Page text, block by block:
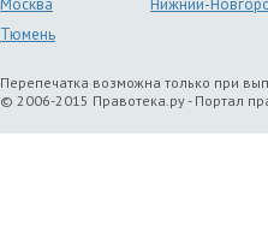
Москва
Нижний-
Тюмень
Перепечатка возможна только при
© 2006-2015 Правотека.ру - Портал